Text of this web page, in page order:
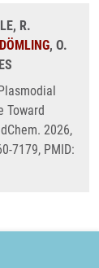
R.
, O.
Toward
2026,
7179, PMID: